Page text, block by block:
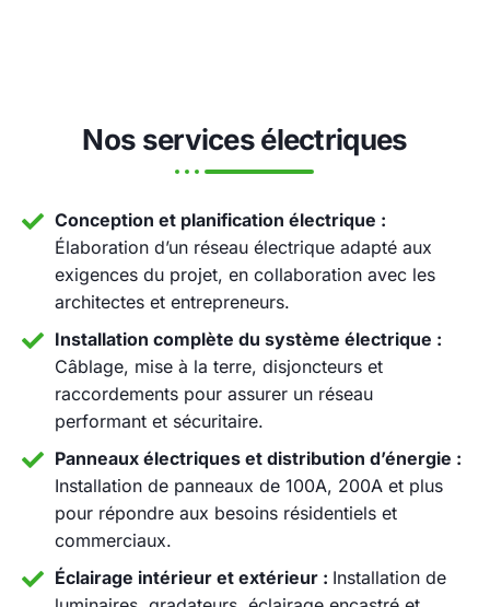
Nos services électriques
Conception et planification électrique :
Élaboration d’un réseau électrique adapté aux
exigences du projet, en collaboration avec les
architectes et entrepreneurs.
Installation complète du système électrique :
Câblage, mise à la terre, disjoncteurs et
raccordements pour assurer un réseau
performant et sécuritaire.
Panneaux électriques et distribution d’énergie :
Installation de panneaux de 100A, 200A et plus
pour répondre aux besoins résidentiels et
commerciaux.
Éclairage intérieur et extérieur : Installation de